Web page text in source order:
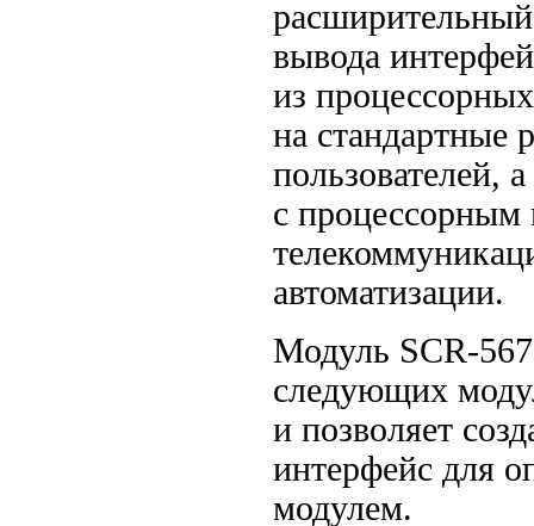
вывода
из
на стандартные
пользователей,
с процессорным
автоматизации.
Модуль SCR-567
следующих
и позволяет
интерфейс для
модулем.